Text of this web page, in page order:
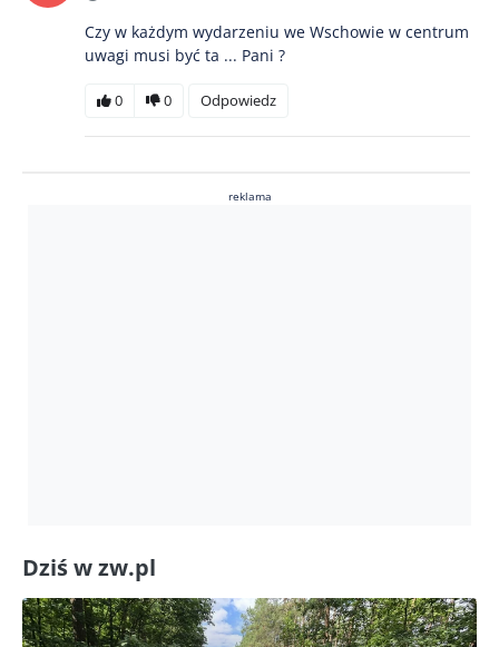
Czy w każdym wydarzeniu we Wschowie w centrum
uwagi musi być ta ... Pani ?
0 0 Odpowiedz
reklama
Dziś w zw.pl